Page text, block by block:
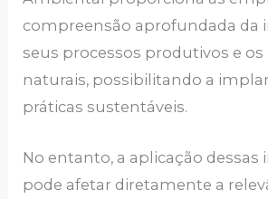
compreensão aprofundada da
seus processos produtivos e os
naturais, possibilitando a
práticas sustentáveis.
No entanto, a aplicação dessas
pode afetar diretamente a